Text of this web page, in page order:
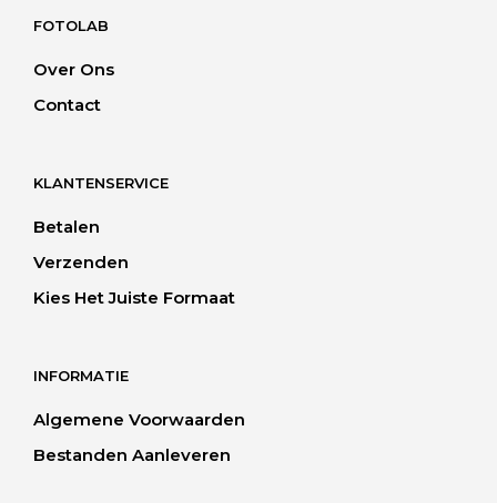
FOTOLAB
Over Ons
Contact
KLANTENSERVICE
Betalen
Verzenden
Kies Het Juiste Formaat
INFORMATIE
Algemene Voorwaarden
Bestanden Aanleveren